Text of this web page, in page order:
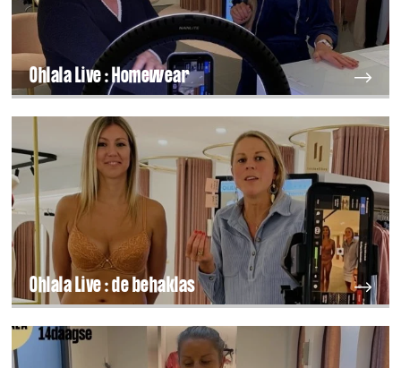
Ohlala Live : Homewear
Ohlala Live : de behaklas